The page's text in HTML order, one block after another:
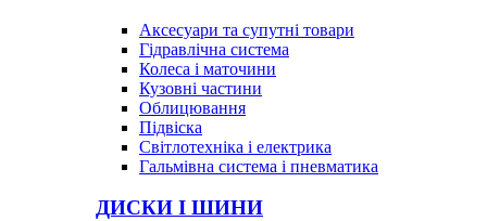
Аксесуари та супутні товари
Гідравлічна система
Колеса і маточини
Кузовні частини
Облицювання
Підвіска
Світлотехніка і електрика
Гальмівна система і пневматика
ДИСКИ І ШИНИ